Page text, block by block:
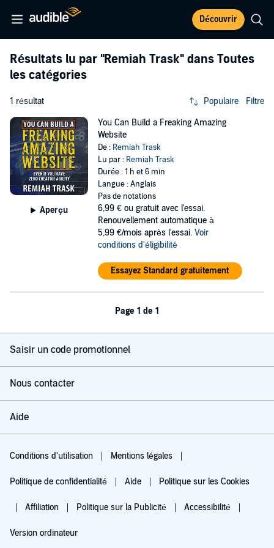
Découvrir
Résultats lu par "Remiah Trask" dans Toutes
les catégories
1 résultat Populaire Filtre
Aperçu
You Can Build a Freaking Amazing
Website
De : Remiah Trask
Lu par : Remiah Trask
Durée : 1 h et 6 min
Langue : Anglais
Pas de notations
6,99 € ou gratuit avec l'essai.
Renouvellement automatique à
5,99 €/mois après l'essai. Voir
conditions d'éligibilité
Essayez Standard gratuitement
Page 1 de 1
Saisir un code promotionnel
Nous contacter
Aide
Conditions d'utilisation Mentions légales
Politique de confidentialité Aide Politique sur les Cookies
Affiliation Politique sur la Publicité Accessibilité
Version ordinateur